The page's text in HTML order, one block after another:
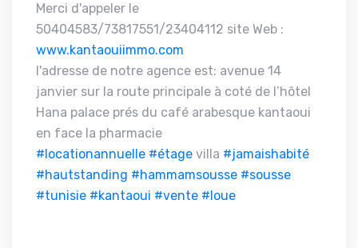
Merci d'appeler le
50404583/73817551/23404112 site Web :
www.kantaouiimmo.com
l'adresse de notre agence est: avenue 14
janvier sur la route principale à coté de l’hôtel
Hana palace prés du café arabesque kantaoui
en face la pharmacie
#locationannuelle #étage villa #jamaishabité
#hautstanding #hammamsousse #sousse
#tunisie #kantaoui #vente #loue